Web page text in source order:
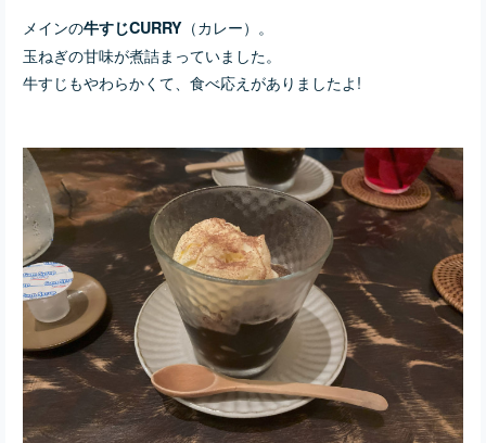
メインの牛すじCURRY （カレー）。
玉ねぎの甘味が煮詰まっていました。
牛すじもやわらかくて、食べ応えがありましたよ!